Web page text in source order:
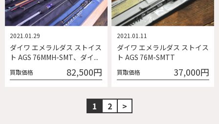
ダイワ エメラルダス ストイス
ト AGS 76MMH-SMT、ダイ...
2021.01.29
買取価格 82,500円
ダイワ エメラルダス ストイス
ト AGS 76M-SMTT
2021.01.11
買取価格 37,000円
1 2 >